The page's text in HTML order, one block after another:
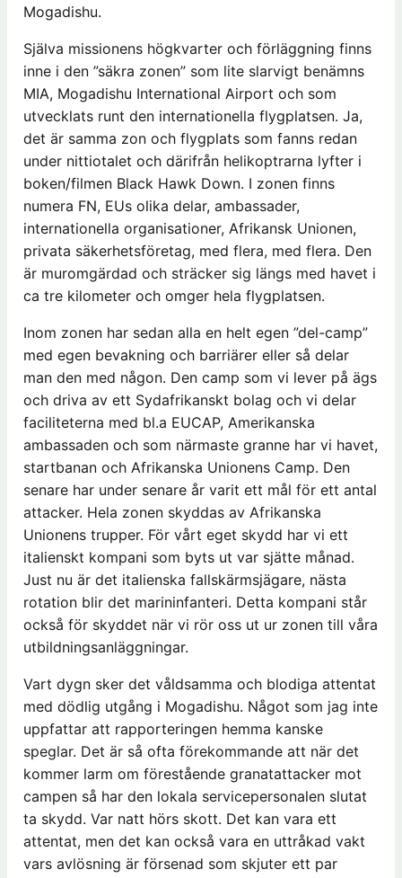
Mogadishu.
Själva missionens högkvarter och förläggning finns
inne i den ”säkra zonen” som lite slarvigt benämns
MIA, Mogadishu International Airport och som
utvecklats runt den internationella flygplatsen. Ja,
det är samma zon och flygplats som fanns redan
under nittiotalet och därifrån helikoptrarna lyfter i
boken/filmen Black Hawk Down. I zonen finns
numera FN, EUs olika delar, ambassader,
internationella organisationer, Afrikansk Unionen,
privata säkerhetsföretag, med flera, med flera. Den
är muromgärdad och sträcker sig längs med havet i
ca tre kilometer och omger hela flygplatsen.
Inom zonen har sedan alla en helt egen ”del-camp”
med egen bevakning och barriärer eller så delar
man den med någon. Den camp som vi lever på ägs
och driva av ett Sydafrikanskt bolag och vi delar
faciliteterna med bl.a EUCAP, Amerikanska
ambassaden och som närmaste granne har vi havet,
startbanan och Afrikanska Unionens Camp. Den
senare har under senare år varit ett mål för ett antal
attacker. Hela zonen skyddas av Afrikanska
Unionens trupper. För vårt eget skydd har vi ett
italienskt kompani som byts ut var sjätte månad.
Just nu är det italienska fallskärmsjägare, nästa
rotation blir det marininfanteri. Detta kompani står
också för skyddet när vi rör oss ut ur zonen till våra
utbildningsanläggningar.
Vart dygn sker det våldsamma och blodiga attentat
med dödlig utgång i Mogadishu. Något som jag inte
uppfattar att rapporteringen hemma kanske
speglar. Det är så ofta förekommande att när det
kommer larm om förestående granatattacker mot
campen så har den lokala servicepersonalen slutat
ta skydd. Var natt hörs skott. Det kan vara ett
attentat, men det kan också vara en uttråkad vakt
vars avlösning är försenad som skjuter ett par